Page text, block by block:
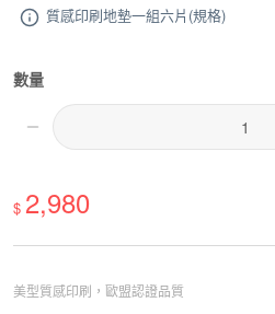
質感印刷地墊一組六片(規格)
數量
$ 2,980
美型質感印刷，歐盟認證品質